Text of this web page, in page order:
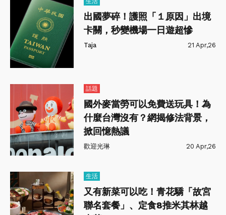
出國夢碎！護照「１原因」出境
卡關，秒變機場一日遊超慘
Taja 21 Apr,26
話題
國外麥當勞可以免費送玩具！為
什麼台灣沒有？網揭修法背景，
掀回憶熱議
歡迎光琳 20 Apr,26
生活
又有新菜可以吃！青花驕「故宮
聯名套餐」、定食8推米其林越